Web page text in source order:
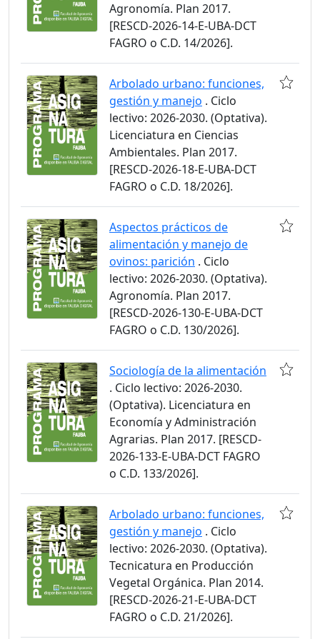
Agronomía. Plan 2017.
[RESCD-2026-14-E-UBA-DCT
FAGRO o C.D. 14/2026].
Arbolado urbano: funciones,
gestión y manejo . Ciclo
lectivo: 2026-2030. (Optativa).
Licenciatura en Ciencias
Ambientales. Plan 2017.
[RESCD-2026-18-E-UBA-DCT
FAGRO o C.D. 18/2026].
Aspectos prácticos de
alimentación y manejo de
ovinos: parición . Ciclo
lectivo: 2026-2030. (Optativa).
Agronomía. Plan 2017.
[RESCD-2026-130-E-UBA-DCT
FAGRO o C.D. 130/2026].
Sociología de la alimentación
. Ciclo lectivo: 2026-2030.
(Optativa). Licenciatura en
Economía y Administración
Agrarias. Plan 2017. [RESCD-
2026-133-E-UBA-DCT FAGRO
o C.D. 133/2026].
Arbolado urbano: funciones,
gestión y manejo . Ciclo
lectivo: 2026-2030. (Optativa).
Tecnicatura en Producción
Vegetal Orgánica. Plan 2014.
[RESCD-2026-21-E-UBA-DCT
FAGRO o C.D. 21/2026].